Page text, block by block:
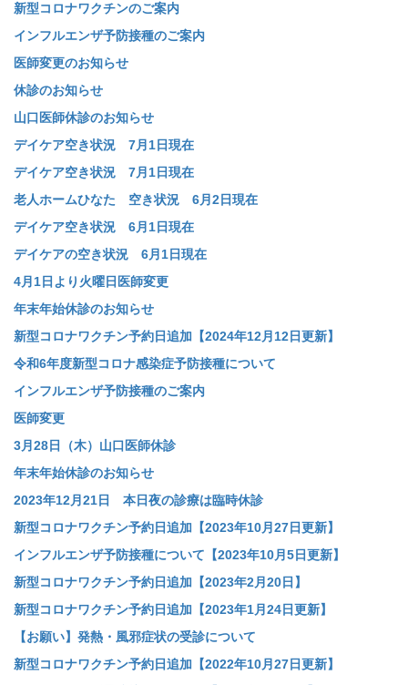
新型コロナワクチンのご案内
インフルエンザ予防接種のご案内
医師変更のお知らせ
休診のお知らせ
山口医師休診のお知らせ
デイケア空き状況 7月1日現在
デイケア空き状況 7月1日現在
老人ホームひなた 空き状況 6月2日現在
デイケア空き状況 6月1日現在
デイケアの空き状況 6月1日現在
4月1日より火曜日医師変更
年末年始休診のお知らせ
新型コロナワクチン予約日追加【2024年12月12日更新】
令和6年度新型コロナ感染症予防接種について
インフルエンザ予防接種のご案内
医師変更
3月28日（木）山口医師休診
年末年始休診のお知らせ
2023年12月21日 本日夜の診療は臨時休診
新型コロナワクチン予約日追加【2023年10月27日更新】
インフルエンザ予防接種について【2023年10月5日更新】
新型コロナワクチン予約日追加【2023年2月20日】
新型コロナワクチン予約日追加【2023年1月24日更新】
【お願い】発熱・風邪症状の受診について
新型コロナワクチン予約日追加【2022年10月27日更新】